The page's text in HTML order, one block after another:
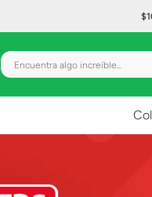
Encuentra algo increíble...